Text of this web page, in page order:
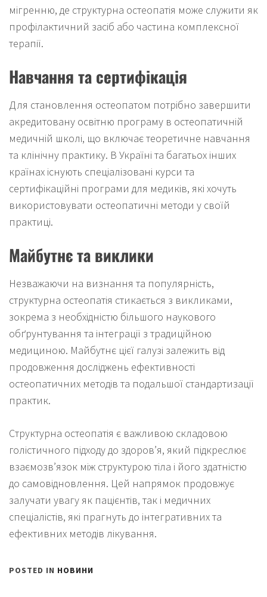
мігренню, де структурна остеопатія може служити як
профілактичний засіб або частина комплексної
терапії.
Навчання та сертифікація
Для становлення остеопатом потрібно завершити
акредитовану освітню програму в остеопатичній
медичній школі, що включає теоретичне навчання
та клінічну практику. В Україні та багатьох інших
країнах існують спеціалізовані курси та
сертифікаційні програми для медиків, які хочуть
використовувати остеопатичні методи у своїй
практиці.
Майбутнє та виклики
Незважаючи на визнання та популярність,
структурна остеопатія стикається з викликами,
зокрема з необхідністю більшого наукового
обґрунтування та інтеграції з традиційною
медициною. Майбутнє цієї галузі залежить від
продовження досліджень ефективності
остеопатичних методів та подальшої стандартизації
практик.
Структурна остеопатія є важливою складовою
голістичного підходу до здоров’я, який підкреслює
взаємозв’язок між структурою тіла і його здатністю
до самовідновлення. Цей напрямок продовжує
залучати увагу як пацієнтів, так і медичних
спеціалістів, які прагнуть до інтегративних та
ефективних методів лікування.
POSTED IN НОВИНИ